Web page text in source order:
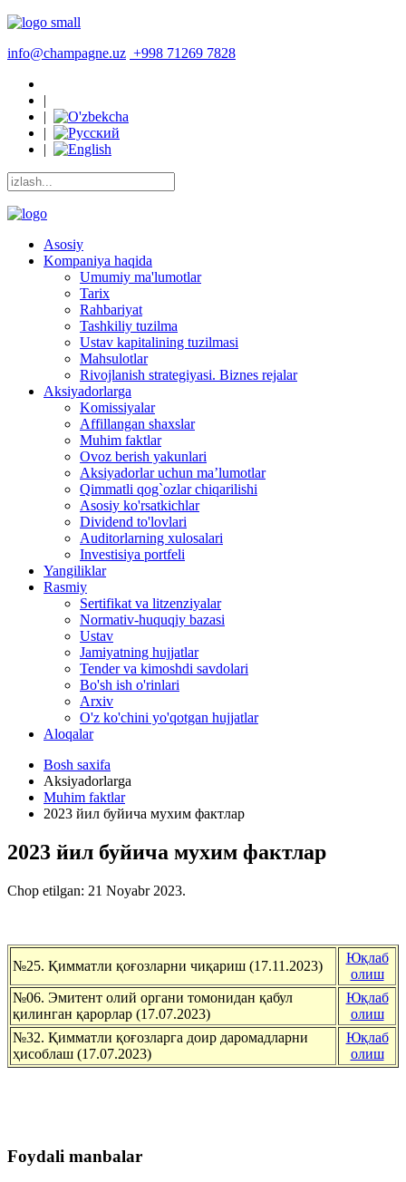
info@champagne.uz +998 71269 7828
|
|
|
|
Asosiy
Kompaniya haqida
Umumiy ma'lumotlar
Tarix
Rahbariyat
Tashkiliy tuzilma
Ustav kapitalining tuzilmasi
Mahsulotlar
Rivojlanish strategiyasi. Biznes rejalar
Aksiyadorlarga
Komissiyalar
Affillangan shaxslar
Muhim faktlar
Ovoz berish yakunlari
Aksiyadorlar uchun ma’lumotlar
Qimmatli qog`ozlar chiqarilishi
Asosiy ko'rsatkichlar
Dividend to'lovlari
Auditorlarning xulosalari
Investisiya portfeli
Yangiliklar
Rasmiy
Sertifikat va litzenziyalar
Normativ-huquqiy bazasi
Ustav
Jamiyatning hujjatlar
Tender va kimoshdi savdolari
Bo'sh ish o'rinlari
Arxiv
O'z ko'chini yo'qotgan hujjatlar
Aloqalar
Bosh saxifa
Aksiyadorlarga
Muhim faktlar
2023 йил буйича мухим фактлар
2023 йил буйича мухим фактлар
Chop etilgan: 21 Noyabr 2023.
№25. Қимматли қоғозларни чиқариш (17.11.2023)
Юқлаб
олиш
№06. Эмитент олий органи томонидан қабул
қилинган қарорлар (17.07.2023)
Юқлаб
олиш
№32. Қимматли қоғозларга доир даромадларни
ҳисоблаш (17.07.2023)
Юқлаб
олиш
Foydali manbalar